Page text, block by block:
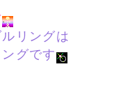
リングは
グです